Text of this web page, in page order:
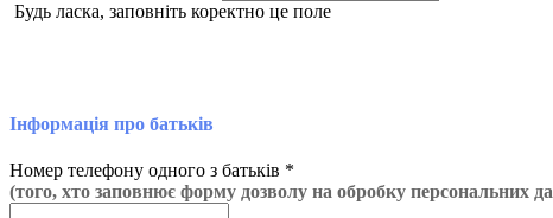
Будь ласка, заповніть коректно це поле
Інформація про батьків
Номер телефону одного з батьків *
(того, хто заповнює форму дозволу на обробку персональних